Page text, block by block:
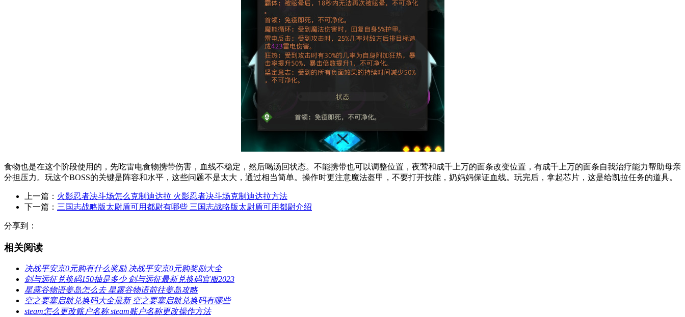
食物也是在这个阶段使用的，先吃雷电食物携带伤害，血线不稳定，然后喝汤回状态。不能携带也可以调整位置，夜莺和成千上万的面条改变位置，有成千上万的面条自我治疗能力帮助母亲
分担压力。玩这个BOSS的关键是阵容和水平，这些问题不是太大，通过相当简单。操作时更注意魔法盔甲，不要打开技能，奶妈妈保证血线。玩完后，拿起芯片，这是给凯拉任务的道具。
上一篇： 火影忍者决斗场怎么克制迪达拉 火影忍者决斗场克制迪达拉方法
下一篇： 三国志战略版太尉盾可用都尉有哪些 三国志战略版太尉盾可用都尉介绍
分享到：
相关阅读
决战平安京0元购有什么奖励 决战平安京0元购奖励大全
剑与远征兑换码150抽是多少 剑与远征最新兑换码官服2023
星露谷物语姜岛怎么去 星露谷物语前往姜岛攻略
空之要塞启航兑换码大全最新 空之要塞启航兑换码有哪些
steam怎么更改账户名称 steam账户名称更改操作方法